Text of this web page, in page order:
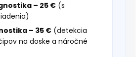
– 25 € (s
– 35 € (detekcia
na doske a náročné